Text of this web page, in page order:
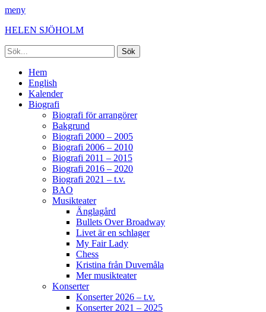
meny
HELEN SJÖHOLM
Sök
efter:
[label]
Primär
meny
Hoppa
innehåll
Hem
English
Kalender
Biografi
Biografi för arrangörer
Bakgrund
Biografi 2000 – 2005
Biografi 2006 – 2010
Biografi 2011 – 2015
Biografi 2016 – 2020
Biografi 2021 – t.v.
BAO
Musikteater
Änglagård
Bullets Over Broadway
Livet är en schlager
My Fair Lady
Chess
Kristina från Duvemåla
Mer musikteater
Konserter
Konserter 2026 – t.v.
Konserter 2021 – 2025